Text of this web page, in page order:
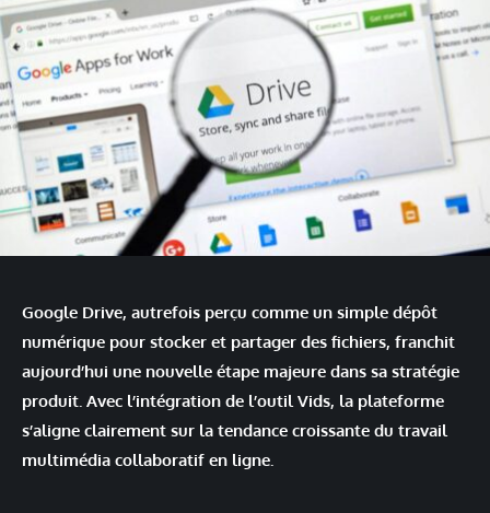
Google Drive, autrefois perçu comme un simple dépôt
numérique pour stocker et partager des fichiers, franchit
aujourd’hui une nouvelle étape majeure dans sa stratégie
produit. Avec l’intégration de l’outil Vids, la plateforme
s’aligne clairement sur la tendance croissante du travail
multimédia collaboratif en ligne.